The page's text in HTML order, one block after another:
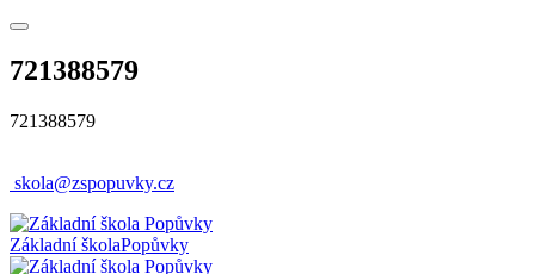
721388579
721388579
skola@zspopuvky.cz
Základní školaPopůvky